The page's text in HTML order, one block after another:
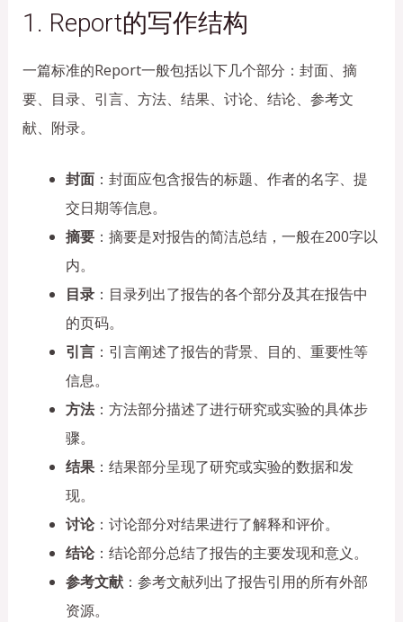
1. Report的写作结构
一篇标准的Report一般包括以下几个部分：封面、摘
要、目录、引言、方法、结果、讨论、结论、参考文
献、附录。
封面：封面应包含报告的标题、作者的名字、提
交日期等信息。
摘要：摘要是对报告的简洁总结，一般在200字以
内。
目录：目录列出了报告的各个部分及其在报告中
的页码。
引言：引言阐述了报告的背景、目的、重要性等
信息。
方法：方法部分描述了进行研究或实验的具体步
骤。
结果：结果部分呈现了研究或实验的数据和发
现。
讨论：讨论部分对结果进行了解释和评价。
结论：结论部分总结了报告的主要发现和意义。
参考文献：参考文献列出了报告引用的所有外部
资源。